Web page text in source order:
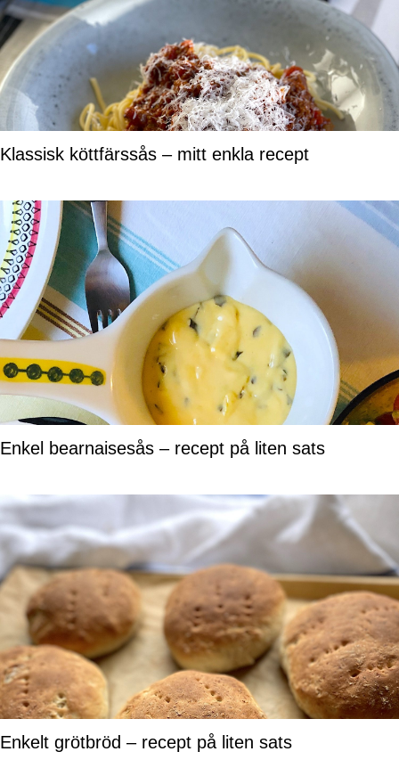
Klassisk köttfärssås – mitt enkla recept
Enkel bearnaisesås – recept på liten sats
Enkelt grötbröd – recept på liten sats